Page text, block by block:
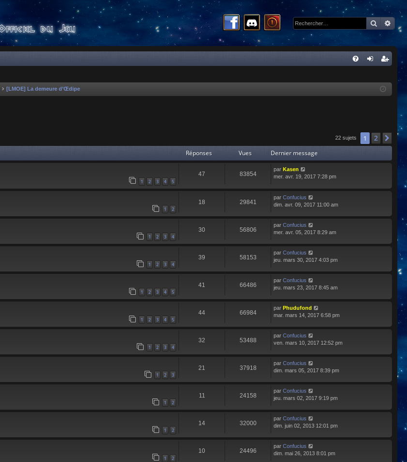
cri
[LMOE] La demeure d’Œdipe
22 sujets 1 2
Réponses Vues Dernier message
1 2 3 4 5
47 83854
par Kasen
mer. avr. 19, 2017 7:28 pm
1 2
18 29841
par Confucius
dim. avr. 09, 2017 11:00 am
1 2 3 4
30 56806
par Confucius
mer. avr. 05, 2017 8:29 am
1 2 3 4
39 58153
par Confucius
jeu. mars 30, 2017 4:03 pm
1 2 3 4 5
41 66486
par Confucius
jeu. mars 23, 2017 8:45 am
1 2 3 4 5
44 66984
par Phudufond
mar. mars 14, 2017 6:58 pm
1 2 3 4
32 53488
par Confucius
ven. mars 10, 2017 12:52 pm
1 2 3
21 37918
par Confucius
dim. mars 05, 2017 8:39 pm
1 2
11 24158
par Confucius
jeu. mars 02, 2017 9:19 pm
1 2
14 32000
par Confucius
dim. juin 02, 2013 12:01 pm
1 2
10 24496
par Confucius
dim. mai 26, 2013 8:01 pm